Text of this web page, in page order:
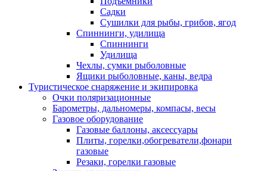
Садки
Сушилки для рыбы, грибов, ягод
Спиннинги, удилища
Спиннинги
Удилища
Чехлы, сумки рыболовные
Ящики рыболовные, каны, ведра
Туристическое снаряжение и экипировка
Очки поляризационные
Барометры, дальномеры, компасы, весы
Газовое оборудование
Газовые баллоны, аксессуары
Плиты, горелки,обогреватели,фонари
газовые
Резаки, горелки газовые